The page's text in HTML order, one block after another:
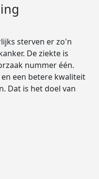
sterven er zo'n
De ziekte is
nummer één.
een betere kwaliteit
Dat is het doel van